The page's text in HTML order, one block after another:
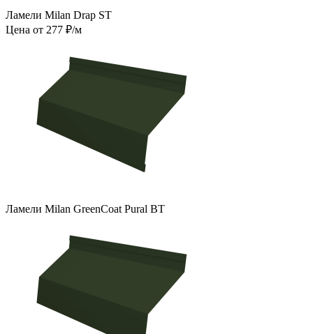
Ламели Milan Drap ST
Цена от 277 ₽/м
Ламели Milan GreenCoat Pural BT